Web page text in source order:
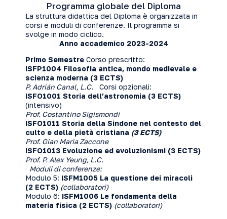
Programma globale del Diploma
La struttura didattica del Diploma è organizzata in
corsi e moduli di conferenze. Il programma si
svolge in modo ciclico.
Anno accademico 2023-2024
Primo Semestre Corso prescritto:
ISFP1004 Filosofia antica, mondo medievale e
scienza moderna (3 ECTS)
P. Adrián Canal, L.C. Corsi opzionali:
ISFO1001 Storia dell’astronomia (3 ECTS)
(intensivo)
Prof. Costantino Sigismondi
ISFO1011 Storia della Sindone nel contesto del
culto e della pietà cristiana (3 ECTS)
Prof. Gian Maria Zaccone
ISFO1013 Evoluzione ed evoluzionismi (3 ECTS)
Prof. P. Alex Yeung, L.C.
Moduli di conferenze:
Modulo 5: ISFM1005 La questione dei miracoli
(2 ECTS) (collaboratori)
Modulo 6: ISFM1006 Le fondamenta della
materia fisica (2 ECTS) (collaboratori)